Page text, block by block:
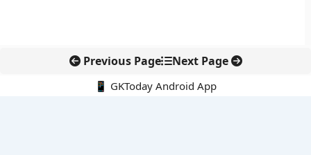
Previous Page Next Page
📱 GKToday Android App